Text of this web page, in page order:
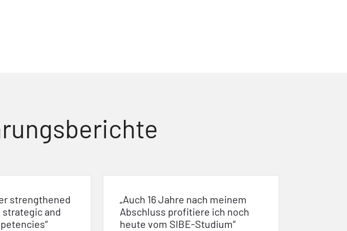
strengthened
and
„Auch 16 Jahre nach meinem
Abschluss profitiere ich noch
heute vom SIBE-Studium“